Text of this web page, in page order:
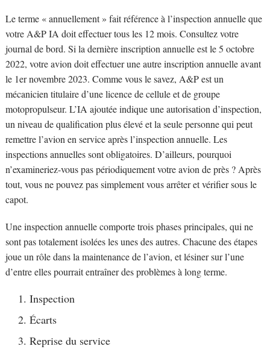
Le terme « annuellement » fait référence à l’inspection annuelle que
votre A&P IA doit effectuer tous les 12 mois. Consultez votre
journal de bord. Si la dernière inscription annuelle est le 5 octobre
2022, votre avion doit effectuer une autre inscription annuelle avant
le 1er novembre 2023. Comme vous le savez, A&P est un
mécanicien titulaire d’une licence de cellule et de groupe
motopropulseur. L’IA ajoutée indique une autorisation d’inspection,
un niveau de qualification plus élevé et la seule personne qui peut
remettre l’avion en service après l’inspection annuelle. Les
inspections annuelles sont obligatoires. D’ailleurs, pourquoi
n’examineriez-vous pas périodiquement votre avion de près ? Après
tout, vous ne pouvez pas simplement vous arrêter et vérifier sous le
capot.
Une inspection annuelle comporte trois phases principales, qui ne
sont pas totalement isolées les unes des autres. Chacune des étapes
joue un rôle dans la maintenance de l’avion, et lésiner sur l’une
d’entre elles pourrait entraîner des problèmes à long terme.
Inspection
Écarts
Reprise du service